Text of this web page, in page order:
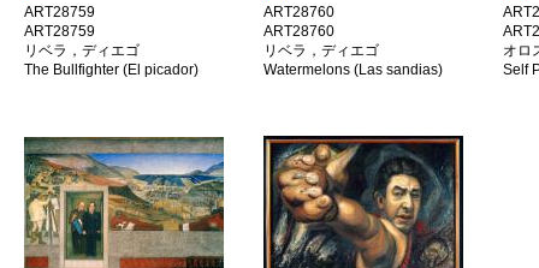
ART28759
ART28759
リベラ，ディエゴ
The Bullfighter (El picador)
ART28760
ART28760
リベラ，ディエゴ
Watermelons (Las sandias)
オロ
Self